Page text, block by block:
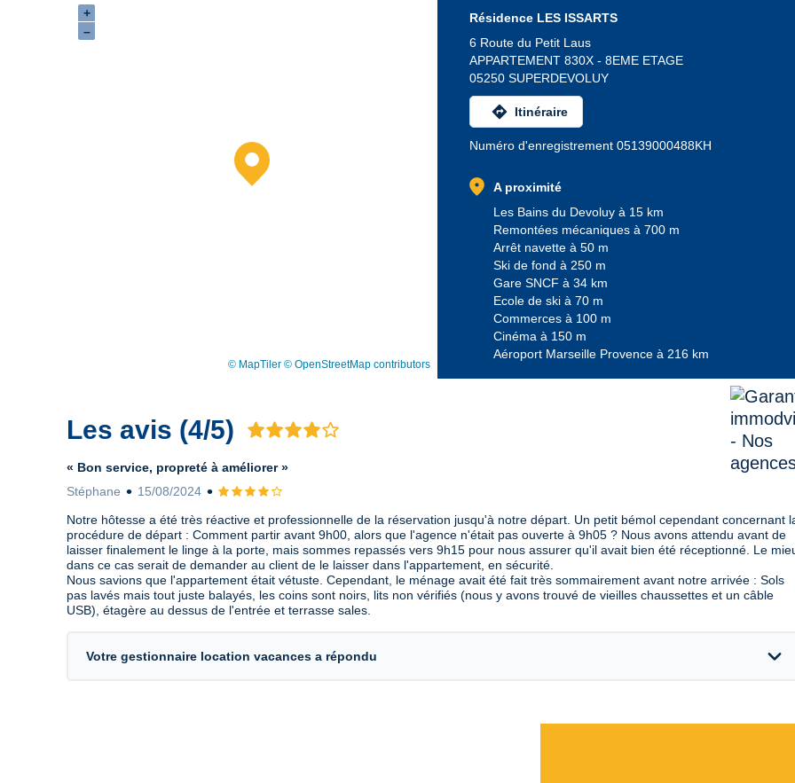
+
–
© MapTiler © OpenStreetMap contributors
Résidence LES ISSARTS
6 Route du Petit Laus
APPARTEMENT 830X - 8EME ETAGE
05250 SUPERDEVOLUY
directions Itinéraire
Numéro d'enregistrement 05139000488KH
location_on
A proximité
Les Bains du Devoluy à 15 km
Remontées mécaniques à 700 m
Arrêt navette à 50 m
Ski de fond à 250 m
Gare SNCF à 34 km
Ecole de ski à 70 m
Commerces à 100 m
Cinéma à 150 m
Aéroport Marseille Provence à 216 km
Les avis (4/5) Avis 4 sur 5
« Bon service, propreté à améliorer »
Stéphane
15/08/2024
Avis 4 sur 5
Notre hôtesse a été très réactive et professionnelle de la réservation jusqu'à notre départ. Un petit bémol cependant concernant
procédure de départ : Comment partir avant 9h00, alors que l'agence n'était pas ouverte à 9h05 ? Nous avons attendu avant de
laisser finalement le linge à la porte, mais sommes repassés vers 9h15 pour nous assurer qu'il avait bien été réceptionné. Le
dans ce cas serait de demander au client de le laisser dans l'appartement, en sécurité.
Nous savions que l'appartement était vétuste. Cependant, le ménage avait été fait très sommairement avant notre arrivée : Sols
pas lavés mais tout juste balayés, les coins sont noirs, lits non vérifiés (nous y avons trouvé de vieilles chaussettes et un câble
USB), étagère au dessus de l'entrée et terrasse sales.
Votre gestionnaire location vacances a répondu expand_more